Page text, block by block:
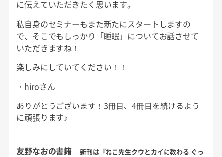
に伝えていただきたく思います。
私自身のセミナーもまた新たにスタートしますの
で、そこでもしっかり「睡眠」についてお話させて
いただきますね！
楽しみにしていてください！！
・hiroさん
ありがとうございます！3冊目、4冊目を続けるよう
に頑張ります♪
友野なおの書籍
新刊は『ねこ先生クウとカイに教わる ぐっ